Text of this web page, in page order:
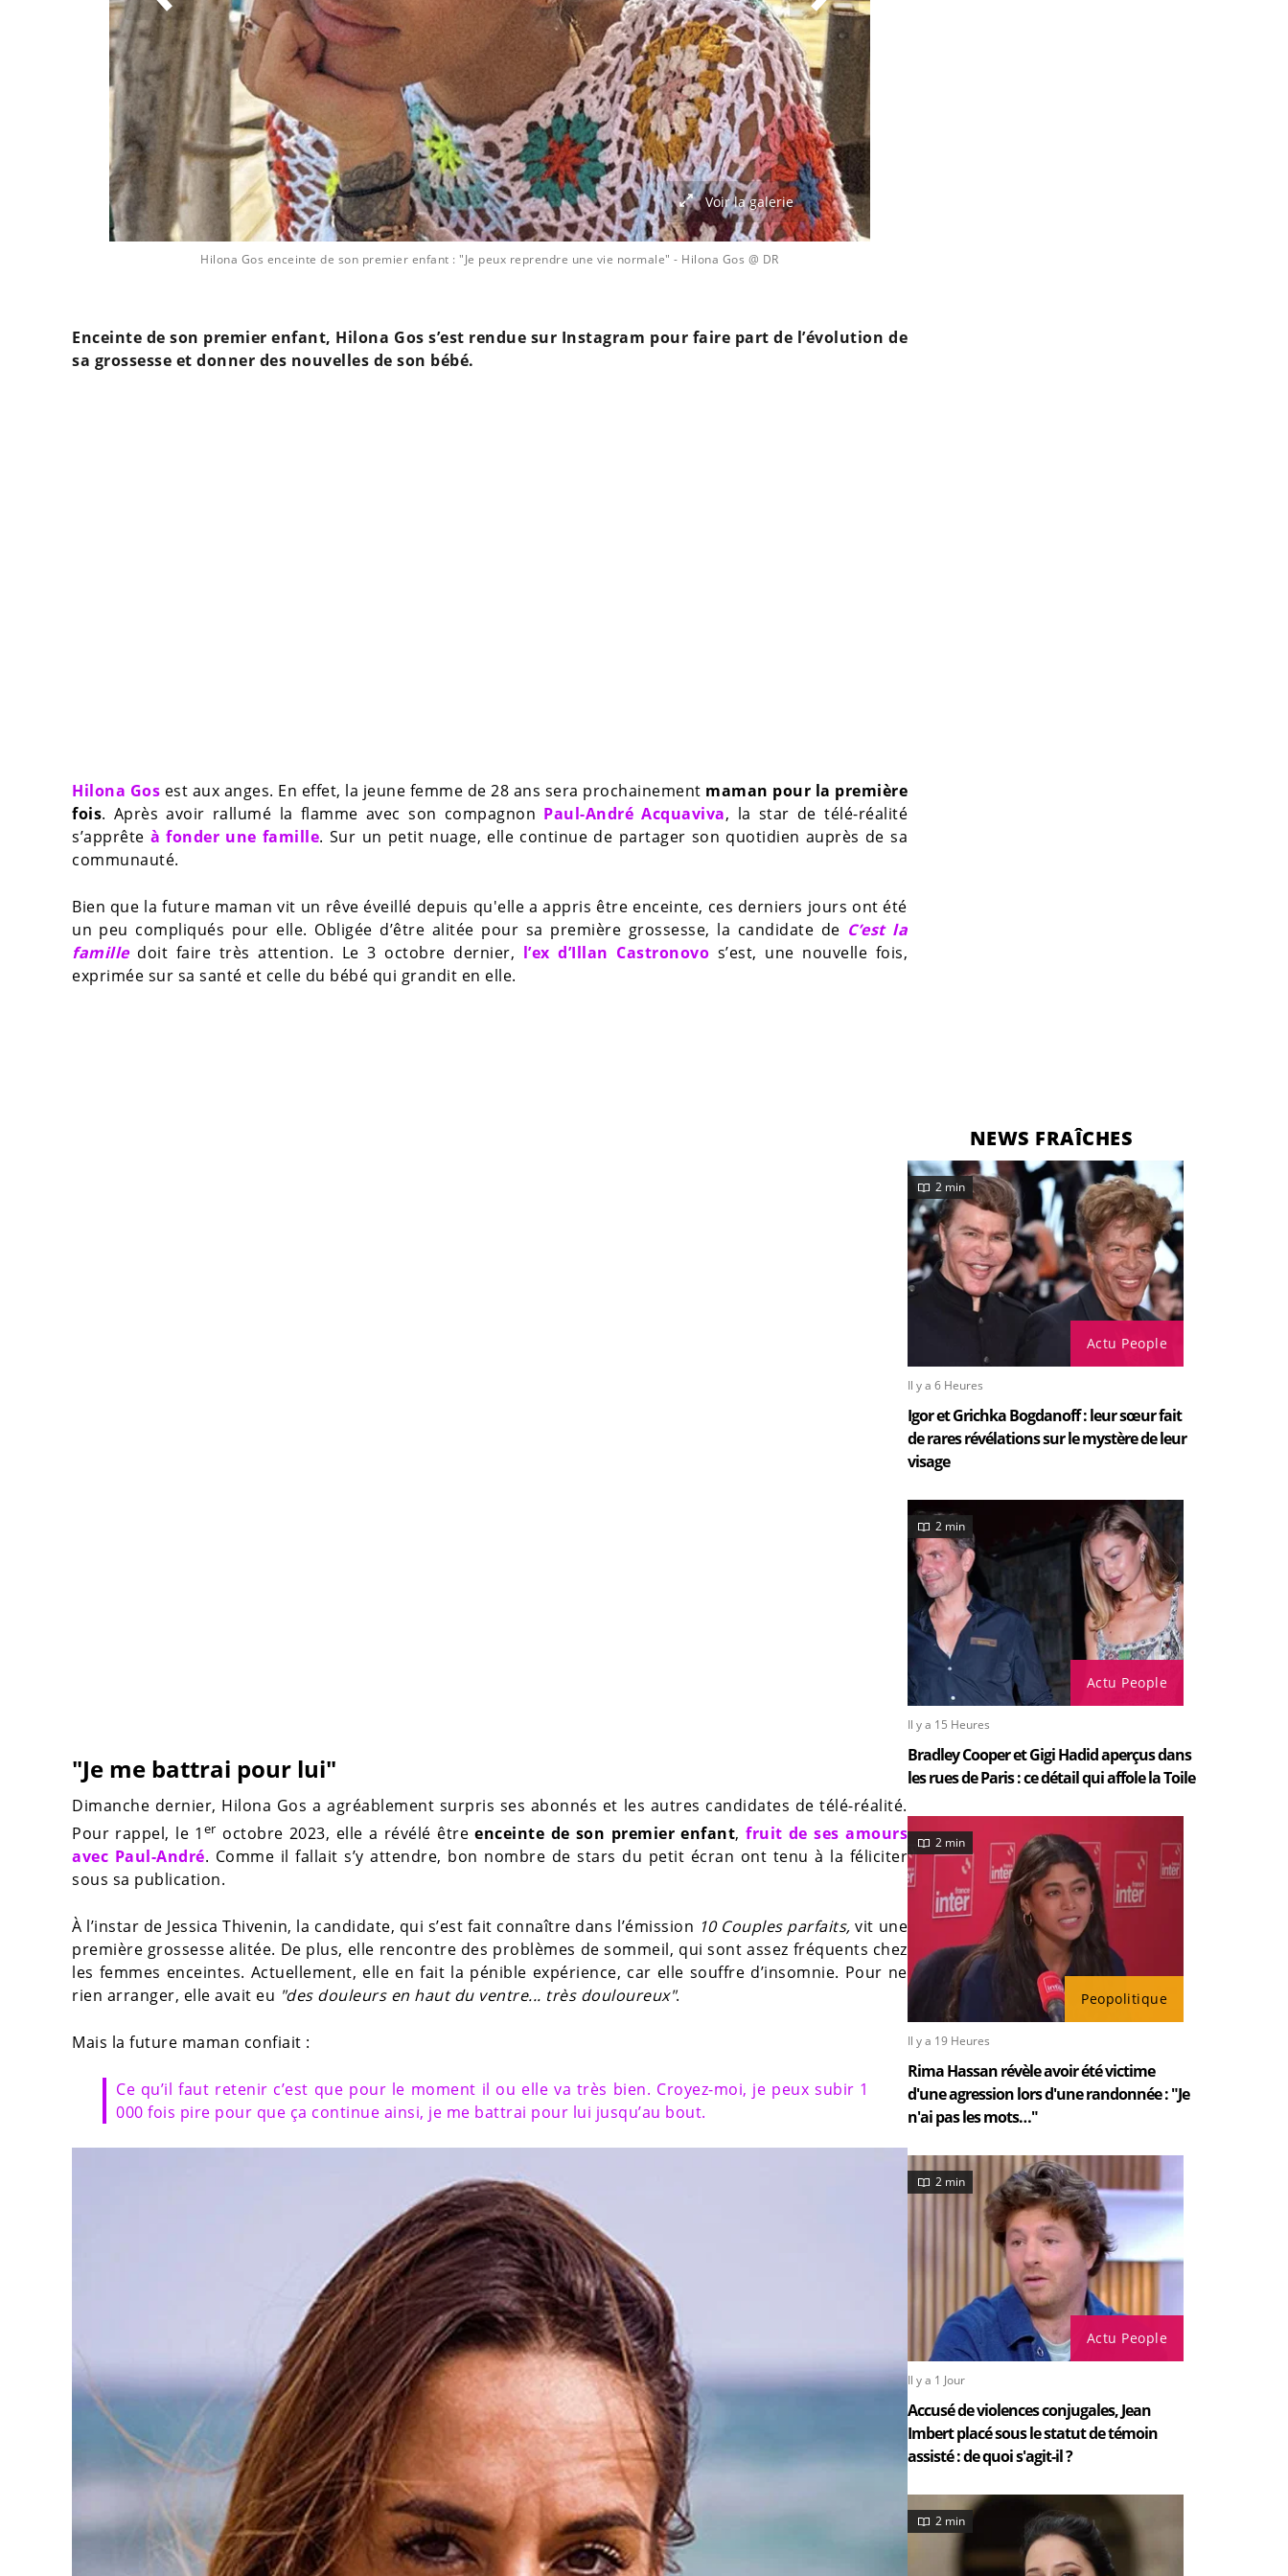
Hilona Gos enceinte de son premier enfant : "Je peux reprendre une vie normale" - Hilona Gos @ DR
Voir la galerie
Enceinte de son premier enfant, Hilona Gos s’est rendue sur Instagram pour faire part de l’évolution de
sa grossesse et donner des nouvelles de son bébé.
Hilona Gos est aux anges. En effet, la jeune femme de 28 ans sera prochainement maman pour la première
fois. Après avoir rallumé la flamme avec son compagnon Paul-André Acquaviva, la star de télé-réalité
s’apprête à fonder une famille. Sur un petit nuage, elle continue de partager son quotidien auprès de sa
communauté.
Bien que la future maman vit un rêve éveillé depuis qu'elle a appris être enceinte, ces derniers jours ont été
un peu compliqués pour elle. Obligée d’être alitée pour sa première grossesse, la candidate de C’est la
familledoit faire très attention. Le 3 octobre dernier, l’ex d’Illan Castronovo s’est, une nouvelle fois,
exprimée sur sa santé et celle du bébé qui grandit en elle.
"Je me battrai pour lui"
Dimanche dernier, Hilona Gos a agréablement surpris ses abonnés et les autres candidates de télé-réalité.
Pour rappel, le 1 er octobre 2023, elle a révélé être enceinte de son premier enfant,fruit de ses amours
avec Paul-André. Comme il fallait s’y attendre, bon nombre de stars du petit écran ont tenu à la féliciter
sous sa publication.
À l’instar de Jessica Thivenin, la candidate, qui s’est fait connaître dans l’émission 10 Couples parfaits,vit une
première grossesse alitée. De plus, elle rencontre des problèmes de sommeil, qui sont assez fréquents chez
les femmes enceintes. Actuellement, elle en fait la pénible expérience, car elle souffre d’insomnie. Pour ne
rien arranger, elle avait eu "des douleurs en haut du ventre... très douloureux".
Mais la future maman confiait :
Ce qu’il faut retenir c’est que pour le moment il ou elle va très bien. Croyez-moi, je peux subir 1
000 fois pire pour que ça continue ainsi, je me battrai pour lui jusqu’au bout.
NEWS FRAÎCHES
Actu People
2 min
Il y a 6 Heures
Igor et Grichka Bogdanoff : leur sœur fait
de rares révélations sur le mystère de leur
visage
Actu People
2 min
Il y a 15 Heures
Bradley Cooper et Gigi Hadid aperçus dans
les rues de Paris : ce détail qui affole la Toile
Peopolitique
2 min
Il y a 19 Heures
Rima Hassan révèle avoir été victime
d'une agression lors d'une randonnée : "Je
n'ai pas les mots…"
Actu People
2 min
Il y a 1 Jour
Accusé de violences conjugales, Jean
Imbert placé sous le statut de témoin
assisté : de quoi s'agit-il ?
2 min